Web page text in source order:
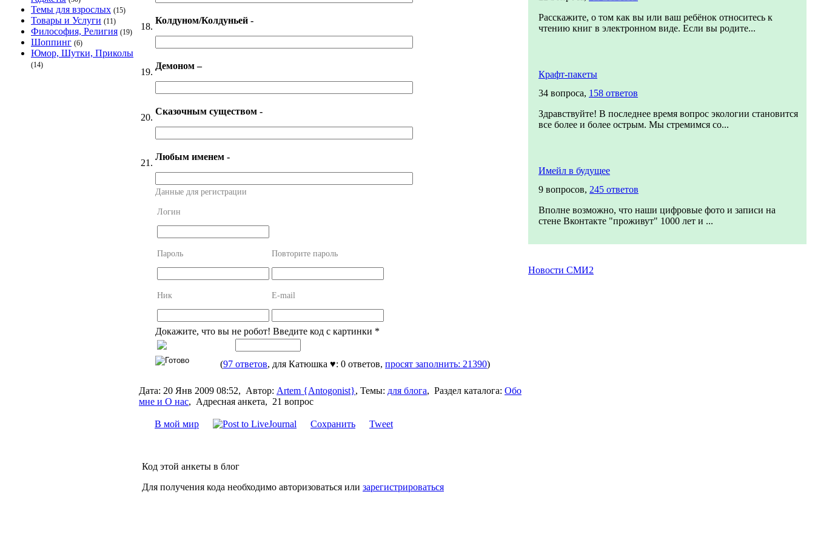
Темы для взрослых (15)
Товары и Услуги (11)
Философия, Религия (19)
Шоппинг (6)
Юмор, Шутки, Приколы
(14)
18.
Колдуном/Колдуньей -
19.
Демоном –
20.
Сказочным существом -
21.
Любым именем -
Данные для регистрации
Логин
Пароль Повторите пароль
Ник E-mail
Докажите, что вы не робот! Введите код с картинки *
(97 ответов, для Катюшка ♥: 0 ответов, просят заполнить: 21390)
Дата: 20 Янв 2009 08:52, Автор: Artem {Antogonist}, Темы: для блога, Раздел каталога: Обо
мне и О нас, Адресная анкета, 21 вопрос
В мой мир Сохранить Tweet
Код этой анкеты в блог
Для получения кода необходимо авторизоваться или зарегистрироваться
Расскажите, о том как вы или ваш ребёнок относитесь к
чтению книг в электронном виде. Если вы родите...
Крафт-пакеты
34 вопроса, 158 ответов
Здравствуйте! В последнее время вопрос экологии становится
все более и более острым. Мы стремимся со...
Имейл в будущее
9 вопросов, 245 ответов
Вполне возможно, что наши цифровые фото и записи на
стене Вконтакте "проживут" 1000 лет и ...
Новости СМИ2